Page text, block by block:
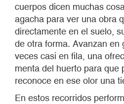
cuerpos dicen muchas
agacha para ver una obra
directamente en el suelo,
de otra forma. Avanzan en
veces casi en fila, una
menta del huerto para que
reconoce en ese olor una
En estos recorridos